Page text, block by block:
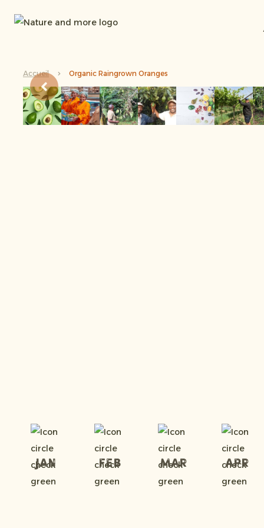
Accueil Organic Raingrown Oranges
Jan Feb Mar Apr